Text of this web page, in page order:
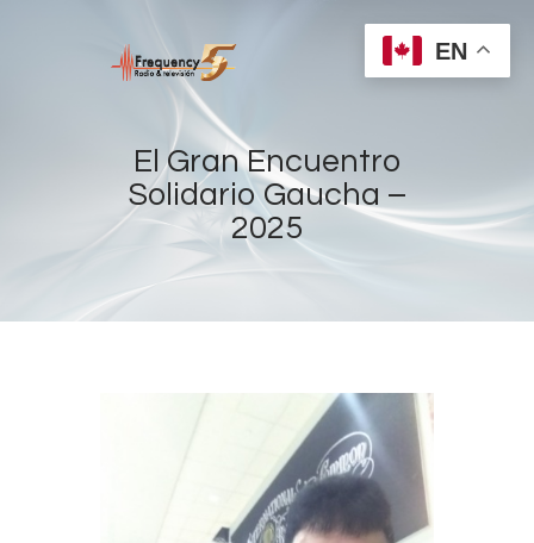
El Gran Encuentro
Solidario Gaucha –
2025
Home
Live
EN